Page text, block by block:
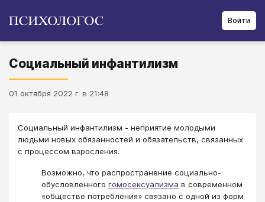
Войти
Социальный инфантилизм
01 октября 2022 г. в 21:48
Социальный инфантилизм - неприятие молодыми
людьми новых обязанностей и обязательств, связанных
с процессом взросления.
Возможно, что распространение социально-
обусловленного гомосексуализма в современном
«обществе потребления» связано с одной из форм